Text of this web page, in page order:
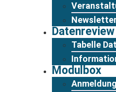
Datenreview
Tabelle
Modulbox